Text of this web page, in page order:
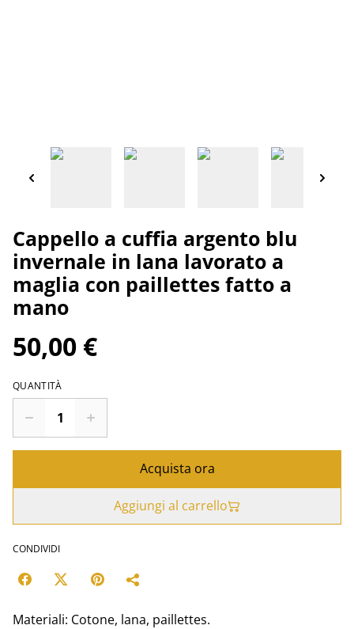
Cappello a cuffia argento blu
invernale in lana lavorato a
maglia con paillettes fatto a
mano
50,00 €
QUANTITÀ
Acquista ora
Aggiungi al carrello
CONDIVIDI
Materiali: Cotone, lana, paillettes.